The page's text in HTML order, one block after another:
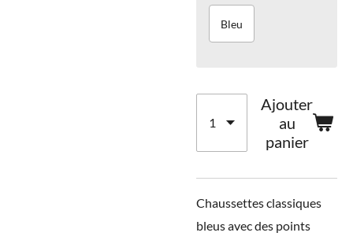
Bleu
Ajouter
au
panier
Chaussettes classiques
bleus avec des points